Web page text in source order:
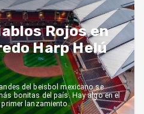
Rojos en
Harp Helú
del beisbol mexicano se
bonitas del país. Hay algo en el
primer lanzamiento.